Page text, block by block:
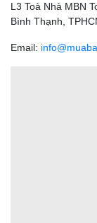
L3 Toà Nhà MBN
Bình Thạnh,
Email: